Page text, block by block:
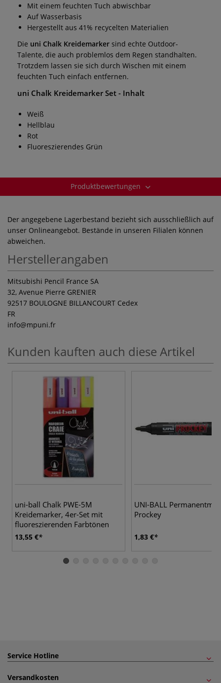
Mit einem feuchten Tuch abwischbar
Auf Wasserbasis
Hergestellt aus 41% recycelten Materialien
Die uni Chalk Kreidemarker sind echte Outdoor-
Talente, die auch problemlos dem Regen standhalten.
Trotzdem lassen sie sich durch Wischen mit einem
feuchten Tuch einfach entfernen.
uni Chalk Kreidemarker Set - Inhalt
Weiß
Hellblau
Rot
Fluoreszierendes Grün
Produktbewertungen
Der angegebene Lagerbestand bezieht sich ausschließlich auf
unser Onlineangebot. Bestände in unseren Filialen können
abweichen.
Herstellerangaben
Mitsubishi Pencil France SA
32, Avenue Pierre GRENIER
92517 BOULOGNE BILLANCOURT Cedex
FR
info@mpuni.fr
Kunden kauften auch diese Artikel
uni-ball Chalk PWE-5M
Kreidemarker, 4er-Set mit
fluoreszierenden Farbtönen
13,55 €
UNI-BALL
Prockey
1,83 €
Service Hotline
Versandkosten